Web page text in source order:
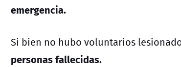
emergencia.
Si bien no hubo voluntarios
personas fallecidas.